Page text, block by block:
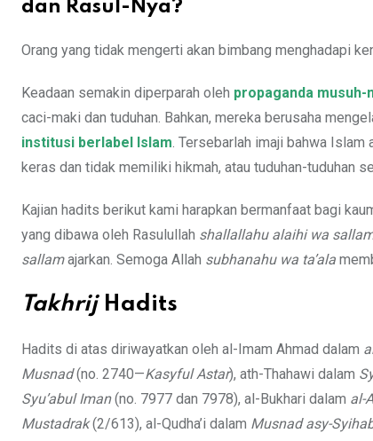
dan Rasul-Nya?
Orang yang tidak mengerti akan bimbang menghadapi
Keadaan semakin diperparah oleh propaganda
caci-maki dan tuduhan. Bahkan, mereka berusaha
institusi berlabel Islam. Tersebarlah imaji bahwa Islam
keras dan tidak memiliki hikmah, atau tuduhan-tuduhan
Kajian hadits berikut kami harapkan bermanfaat bagi
yang dibawa oleh Rasulullah shallallahu alaihi wa
sallamajarkan. Semoga Allah subhanahu wa ta’ala
TakhrijHadits
Hadits di atas diriwayatkan oleh al-Imam Ahmad dalam
Musnad(no. 2740—Kasyful Astar), ath-Thahawi dalam
Syu’abul Iman(no. 7977 dan 7978), al-Bukhari dalam al-
Mustadrak(2/613), al-Qudha’i dalam Musnad asy-